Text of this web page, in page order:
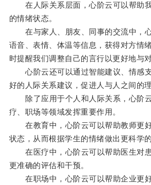
在人际关系层面，心阶云可以帮助我
的情绪状态。
在与家人、朋友、同事的交流中，
语音、表情、体温等信息，获得对方情
时提醒我们调整自己的言行以更好地与
心阶云还可以通过智能建议、情感
好的人际关系建议，促进人与人之间的
除了应用于个人和人际关系，心阶
疗、职场等领域发挥重要作用。
在教育中，心阶云可以帮助教师更
状态，从而根据学生的情绪做出更科学
在医疗中，心阶云可以帮助医生对
更准确的评估和干预。
在职场中，心阶云可以帮助企业更